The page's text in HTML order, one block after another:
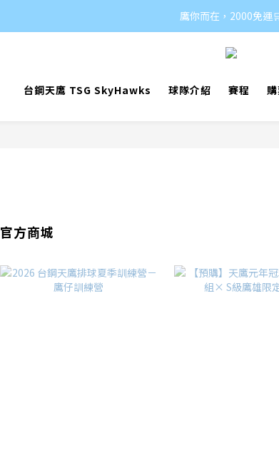
鷹你而在，2000免運
台鋼天鷹 TSG SkyHawks 球隊介紹 賽程
官方商城